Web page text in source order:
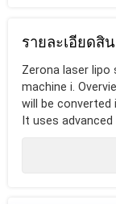
รายละเอียดสิ
Zerona laser
machine i.
will be
It uses advanced